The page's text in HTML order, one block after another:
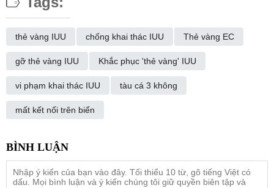
thẻ vàng IUU chống khai thác IUU Thẻ vàng EC
gỡ thẻ vàng IUU Khắc phục 'thẻ vàng' IUU
vi phạm khai thác IUU tàu cá 3 không
mất kết nối trên biển